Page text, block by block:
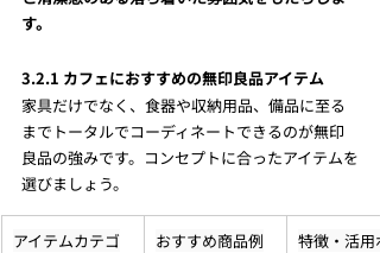
す。
3.2.1 カフェにおすすめの無印良品アイテム
家具だけでなく、食器や収納用品、備品に至る
までトータルでコーディネートできるのが無印
良品の強みです。コンセプトに合ったアイテムを
選びましょう。
アイテムカテゴ
おすすめ商品例
特徴・活用